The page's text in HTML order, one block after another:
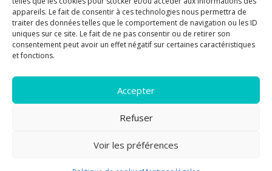
appareils. Le fait de consentir à ces technologies nous permettra de
traiter des données telles que le comportement de navigation ou les ID
uniques sur ce site. Le fait de ne pas consentir ou de retirer son
consentement peut avoir un effet négatif sur certaines caractéristiques
et fonctions.
Accepter
Refuser
Voir les préférences
Blogroll
de cookies.